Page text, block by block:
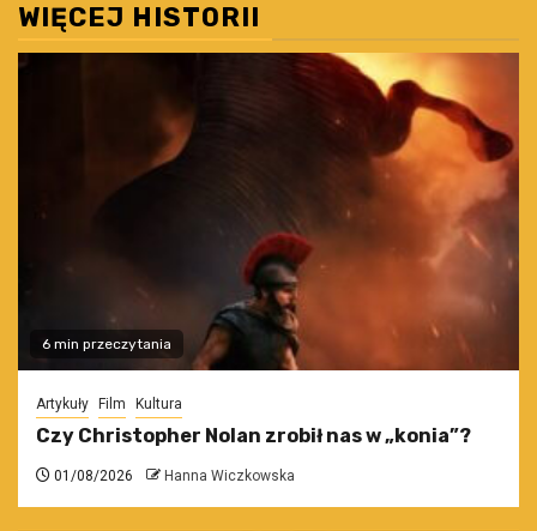
WIĘCEJ HISTORII
6 min przeczytania
Artykuły Film Kultura
Czy Christopher Nolan zrobił nas w „konia”?
01/08/2026 Hanna Wiczkowska